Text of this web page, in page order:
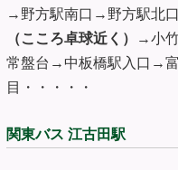
→野方駅南口→野方駅北
（こころ卓球近く） →小
常盤台→中板橋駅入口→
目・・・・・
関東バス 江古田駅